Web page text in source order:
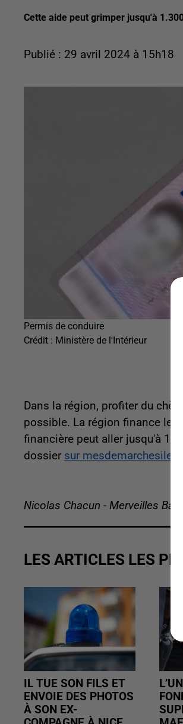
Cette aide peut grimper jusqu'à
Publié : 29 avril 2024 à 15h18
Permis de conduire
Crédit : Ministère de l'Intérieur
Dans la région, profiter du
possible. La région finance le
financière peut aller jusqu'à
dossier sur
Nicolas Chacun - Merveilles
LES ARTICLES LES
IL TUE SON FILS ET
ENVOIE DES PHOTOS
À SON EX-